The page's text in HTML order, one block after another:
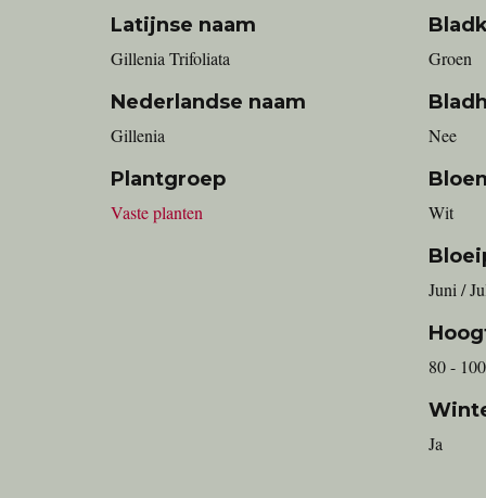
Latijnse naam
Gillenia Trifoliata
Nederlandse naam
Gillenia
Plantgroep
Vaste planten
Groen
Nee
Wit
Juni /
80 - 100
Ja